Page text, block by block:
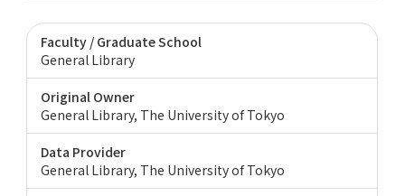
Faculty / Graduate School
General Library
Original Owner
General Library, The University of Tokyo
Data Provider
General Library, The University of Tokyo